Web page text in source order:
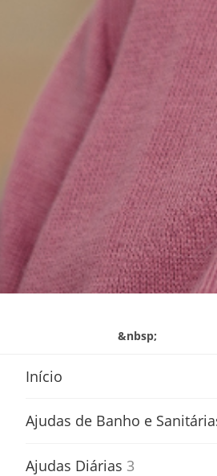
&nbsp;
Início
Ajudas de Banho e
Ajudas Diárias 3